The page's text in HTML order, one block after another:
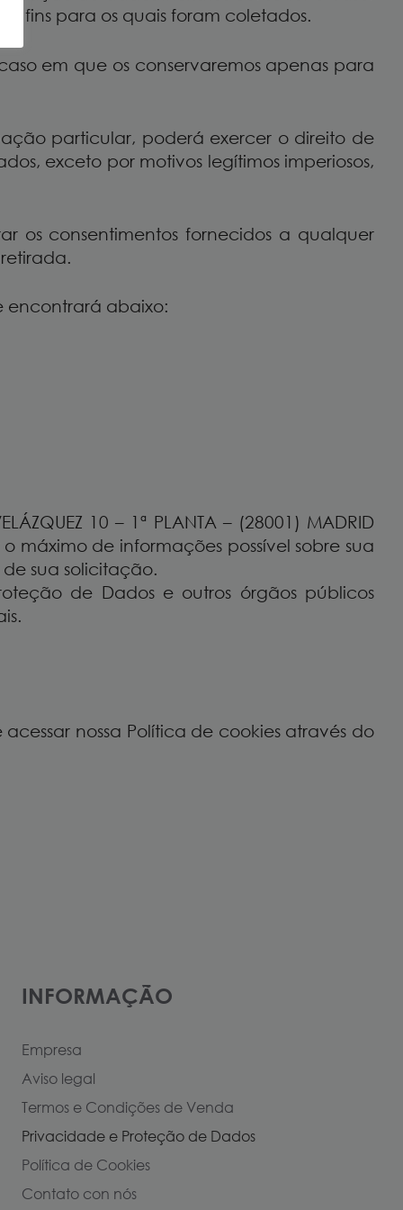
fins para os quais foram coletados.
em que os conservaremos apenas para
particular, poderá exercer o direito de
exceto por motivos legítimos imperiosos,
os consentimentos fornecidos a qualquer
encontrará abaixo:
10 – 1ª PLANTA – (28001) MADRID
de informações possível sobre sua
sua solicitação.
de Dados e outros órgãos públicos
nossa Política de cookies através do
INFORMAÇÃO
Empresa
Aviso legal
Termos e Condições de Venda
Privacidade e Proteção de Dados
Política de Cookies
Contato con nós